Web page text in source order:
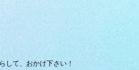
して、おかけ下さい！